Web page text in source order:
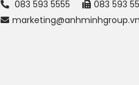
083 593 5555
083 593
marketing@anhminhgroup.vn